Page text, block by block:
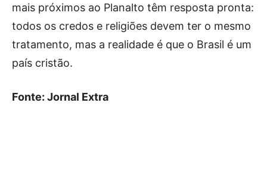
mais próximos ao Planalto têm resposta pronta:
todos os credos e religiões devem ter o mesmo
tratamento, mas a realidade é que o Brasil é um
país cristão.
Fonte: Jornal Extra